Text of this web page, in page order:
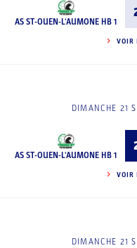
AS ST-OUEN-L'AUMONE HB 1
VOIR
DIMANCHE 21
AS ST-OUEN-L'AUMONE HB 1
VOIR
DIMANCHE 21